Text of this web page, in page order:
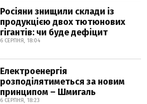
Росіяни знищили склади із
продукцією двох тютюнових
гігантів: чи буде дефіцит
6 СЕРПНЯ, 18:04
Електроенергія
розподілятиметься за новим
принципом – Шмигаль
6 СЕРПНЯ, 18:23